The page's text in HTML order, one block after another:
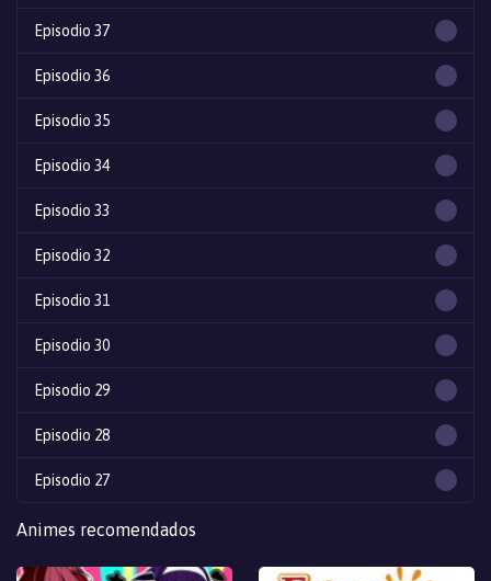
Episodio 37
Episodio 36
Episodio 35
Episodio 34
Episodio 33
Episodio 32
Episodio 31
Episodio 30
Episodio 29
Episodio 28
Episodio 27
Episodio 26
Episodio 25
Animes recomendados